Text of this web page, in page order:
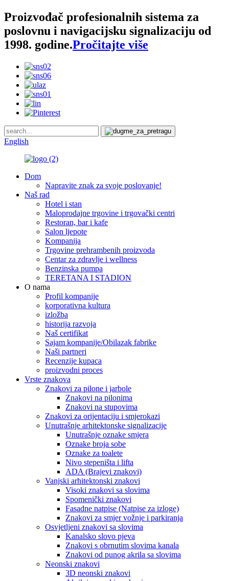
Proizvođač profesionalnih sistema za
poslovnu i navigacijsku signalizaciju od
1998. godine.Pročitajte više
English
Dom
Napravite znak za svoje poslovanje!
Naš rad
Hotel i stan
Maloprodajne trgovine i trgovački centri
Restoran, bar i kafe
Salon ljepote
Kompanija
Trgovine prehrambenih proizvoda
Centar za zdravlje i wellness
Benzinska pumpa
TERETANA I STADION
O nama
Profil kompanije
korporativna kultura
izložba
historija razvoja
Naš certifikat
Sajam kompanije/Obilazak fabrike
Naši partneri
Recenzije kupaca
proizvodni proces
Vrste znakova
Znakovi za pilone i jarbole
Znakovi na pilonima
Znakovi na stupovima
Znakovi za orijentaciju i smjerokazi
Unutrašnje arhitektonske signalizacije
Unutrašnje oznake smjera
Oznake broja sobe
Oznake za toalete
Nivo stepeništa i lifta
ADA (Brajevi znakovi)
Vanjski arhitektonski znakovi
Visoki znakovi sa slovima
Spomenički znakovi
Fasadne natpise (Natpise za izloge)
Znakovi za smjer vožnje i parkiranja
Osvjetljeni znakovi sa slovima
Kanalsko slovo pjeva
Znakovi s obrnutim slovima kanala
Znakovi od punog akrila sa slovima
Neonski znakovi
3D neonski znakovi